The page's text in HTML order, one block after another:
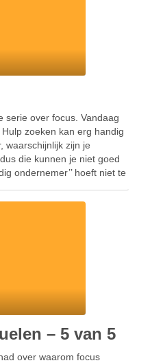
serie over focus. Vandaag
zoeken kan erg handig
waarschijnlijk zijn je
die kunnen je niet goed
ondernemer’’ hoeft niet te
– 5 van 5
over waarom focus